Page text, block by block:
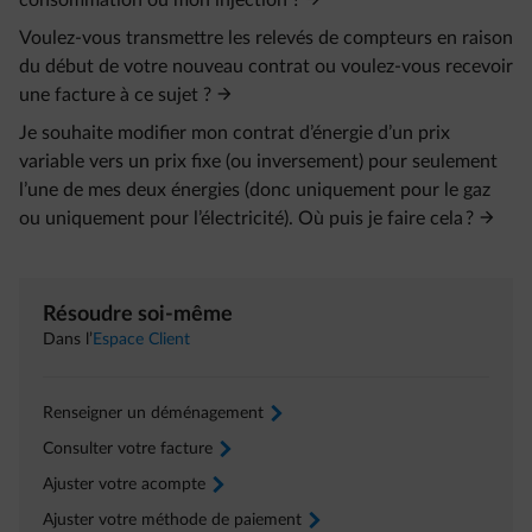
Voulez-vous transmettre les relevés de compteurs en raison
du début de votre nouveau contrat ou voulez-vous recevoir
une facture à ce sujet ?
Je souhaite modifier mon contrat d’énergie d’un prix
variable vers un prix fixe (ou inversement) pour seulement
l’une de mes deux énergies (donc uniquement pour le gaz
ou uniquement pour l’électricité). Où puis je faire cela ?
Résoudre soi-même
Dans l’ Espace Client
Renseigner un déménagement arrow-right
Consulter votre facture arrow-right
Ajuster votre acompte arrow-right
Ajuster votre méthode de paiement arrow-right